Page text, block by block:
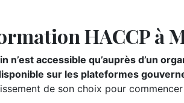
HACCP à
n’est accessible qu’auprès d’un
sur les plateformes
de son choix pour